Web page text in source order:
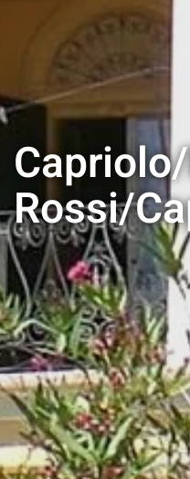
Rossi/